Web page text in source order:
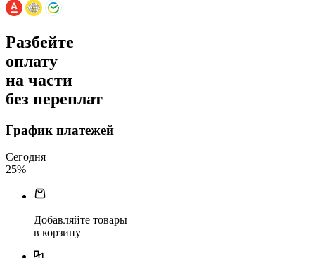
Разбейте
оплату
на части
без переплат
График платежей
Сегодня
25%
Добавляйте товары
в корзину